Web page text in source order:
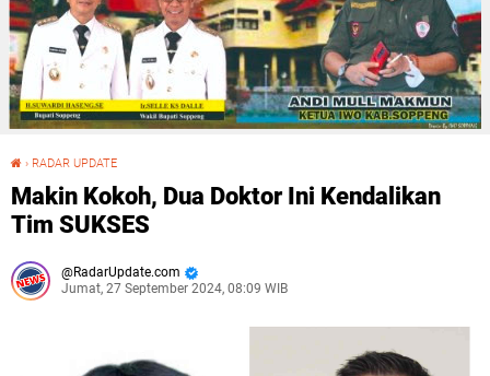
› RADAR UPDATE
Makin Kokoh, Dua Doktor Ini Kendalikan
Tim SUKSES
RadarUpdate.com
Jumat, 27 September 2024, 08:09 WIB